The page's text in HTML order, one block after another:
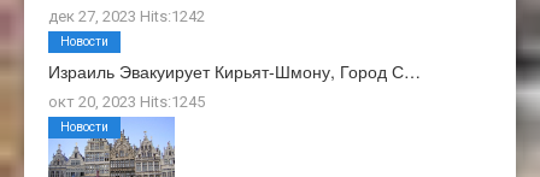
дек 27, 2023 Hits:1242
Израиль Эвакуирует Кирьят-Шмону, Город С…
окт 20, 2023 Hits:1245
Новости
Новости